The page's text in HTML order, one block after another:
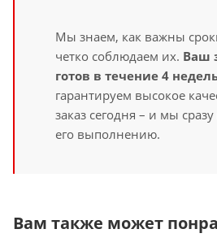
Мы знаем, как важны
четко соблюдаем их. Ваш
готов в течение 4
гарантируем высокое
заказ сегодня – и мы
его выполнению.
Вам также может